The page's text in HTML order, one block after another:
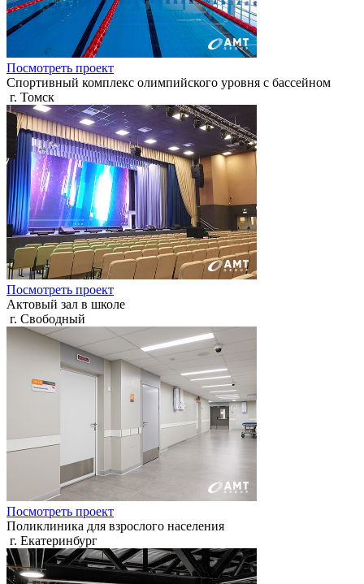
Посмотреть проект
Спортивный комплекс олимпийского уровня с бассейном
г. Томск
Посмотреть проект
Актовый зал в школе
г. Свободный
Посмотреть проект
Поликлиника для взрослого населения
г. Екатеринбург